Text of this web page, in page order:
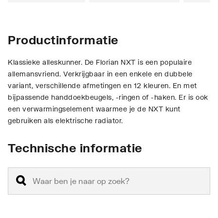
Productinformatie
Klassieke alleskunner. De Florian NXT is een populaire
allemansvriend. Verkrijgbaar in een enkele en dubbele
variant, verschillende afmetingen en 12 kleuren. En met
bijpassende handdoekbeugels, -ringen of -haken. Er is ook
een verwarmingselement waarmee je de NXT kunt
gebruiken als elektrische radiator.
Technische informatie